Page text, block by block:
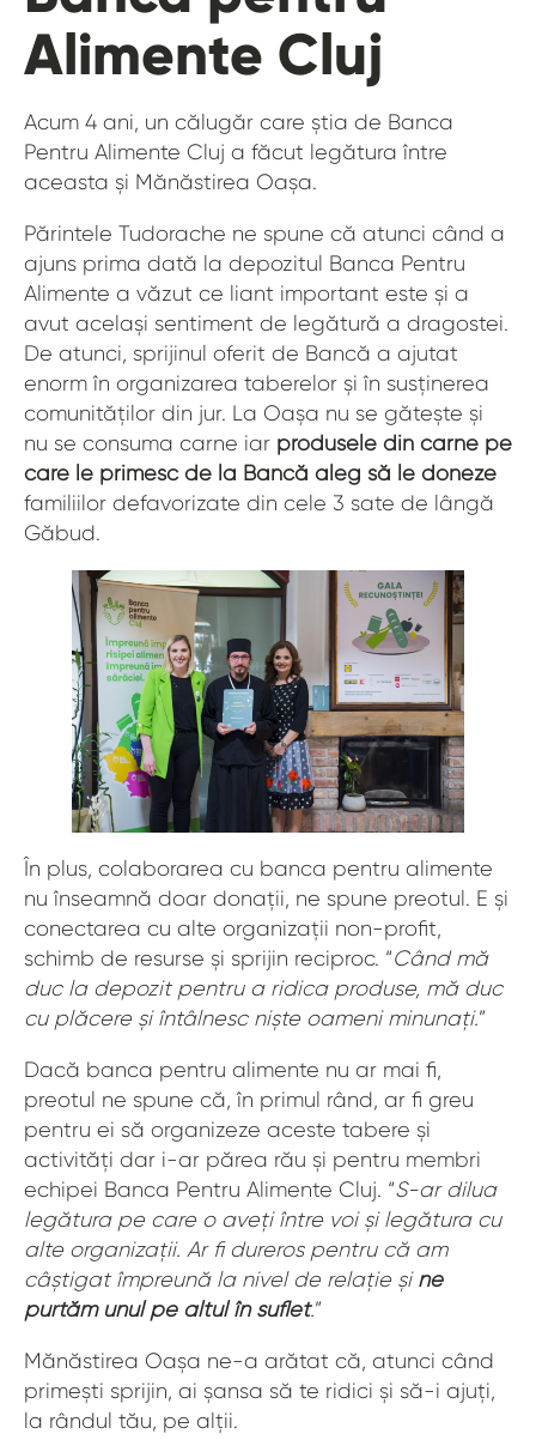
Alimente Cluj
Acum 4 ani, un călugăr care știa de Banca
Pentru Alimente Cluj a făcut legătura între
aceasta și Mănăstirea Oașa.
Părintele Tudorache ne spune că atunci când a
ajuns prima dată la depozitul Banca Pentru
Alimente a văzut ce liant important este și a
avut același sentiment de legătură a dragostei.
De atunci, sprijinul oferit de Bancă a ajutat
enorm în organizarea taberelor și în susținerea
comunităților din jur. La Oașa nu se gătește și
nu se consuma carne iar produsele din carne pe
care le primesc de la Bancă aleg să le doneze
familiilor defavorizate din cele 3 sate de lângă
Găbud.
În plus, colaborarea cu banca pentru alimente
nu înseamnă doar donații, ne spune preotul. E și
conectarea cu alte organizații non-profit,
schimb de resurse și sprijin reciproc. “Când mă
duc la depozit pentru a ridica produse, mă duc
cu plăcere și întâlnesc niște oameni minunați.”
Dacă banca pentru alimente nu ar mai fi,
preotul ne spune că, în primul rând, ar fi greu
pentru ei să organizeze aceste tabere și
activități dar i-ar părea rău și pentru membri
echipei Banca Pentru Alimente Cluj. “S-ar dilua
legătura pe care o aveți între voi și legătura cu
alte organizații. Ar fi dureros pentru că am
câștigat împreună la nivel de relație șine
purtăm unul pe altul în suflet.”
Mănăstirea Oașa ne-a arătat că, atunci când
primești sprijin, ai șansa să te ridici și să-i ajuți,
la rândul tău, pe alții.